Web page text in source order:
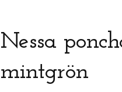
Nessa
mintgrön